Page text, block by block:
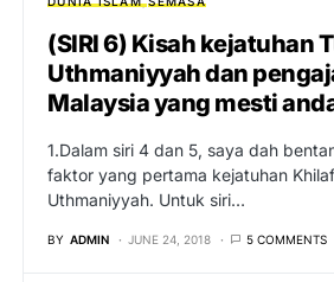
(SIRI 6) Kisah kejatuhan
Uthmaniyyah dan
Malaysia yang mesti
1.Dalam siri 4 dan 5, saya dah
faktor yang pertama kejatuhan
Uthmaniyyah. Untuk siri…
BY ADMIN JUNE 24, 2018 5 COMMENTS